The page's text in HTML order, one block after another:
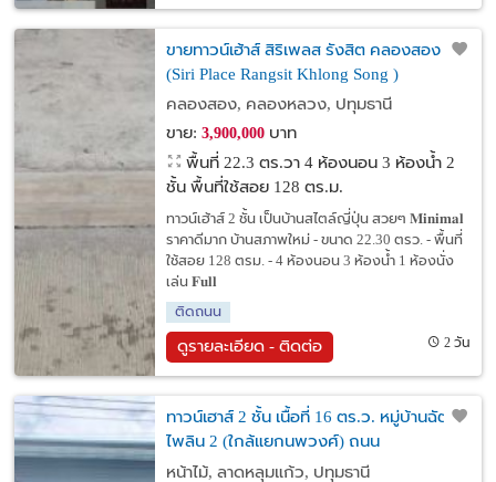
ขายทาวน์เฮ้าส์ สิริเพลส รังสิต คลองสอง
(Siri Place Rangsit Khlong Song )
คลองสอง, คลองหลวง, ปทุมธานี
ขาย: 3,900,000บาท
พื้นที่ 22.3 ตร.วา 4 ห้องนอน 3 ห้องน้ำ 2
ชั้น พื้นที่ใช้สอย 128 ตร.ม.
ทาวน์เฮ้าส์ 2 ชั้น เป็นบ้านสไตล์ญี่ปุ่น สวยๆ 𝐌𝐢𝐧𝐢𝐦𝐚𝐥
ราคาดีมาก บ้านสภาพใหม่ - ขนาด 22.30 ตรว. - พื้นที่
ใช้สอย 128 ตรม. - 4 ห้องนอน 3 ห้องน้ำ 1 ห้องนั่ง
เล่น 𝐅𝐮𝐥𝐥
ติดถนน
ดูรายละเอียด - ติดต่อ 2 วัน
ทาวน์เฮาส์ 2 ชั้น เนื้อที่ 16 ตร.ว. หมู่บ้านฉัตร
ไพลิน 2 (ใกล้แยกนพวงศ์) ถนน
ลาดหลุมแก้ว-ปทุมธานี ตำบลหน้าไม้ อำเภอ
หน้าไม้, ลาดหลุมแก้ว, ปทุมธานี